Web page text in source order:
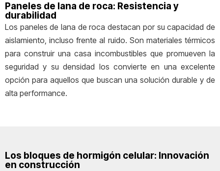
Paneles de lana de roca: Resistencia y
durabilidad
Los paneles de lana de roca destacan por su capacidad de
aislamiento, incluso frente al ruido. Son materiales térmicos
para construir una casa incombustibles que promueven la
seguridad y su densidad los convierte en una excelente
opción para aquellos que buscan una solución durable y de
alta performance.
Los bloques de hormigón celular: Innovación
en construcción